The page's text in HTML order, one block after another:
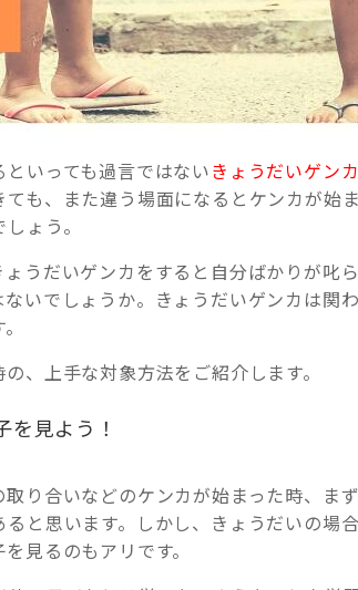
いっても過言ではないきょうだいゲンカ
も、また違う場面になるとケンカが始
ょう。
うだいゲンカをすると自分ばかりが叱
いでしょうか。きょうだいゲンカは関わ
、上手な対象方法をご紹介します。
見よう！
り合いなどのケンカが始まった時、ま
と思います。しかし、きょうだいの場
見るのもアリです。